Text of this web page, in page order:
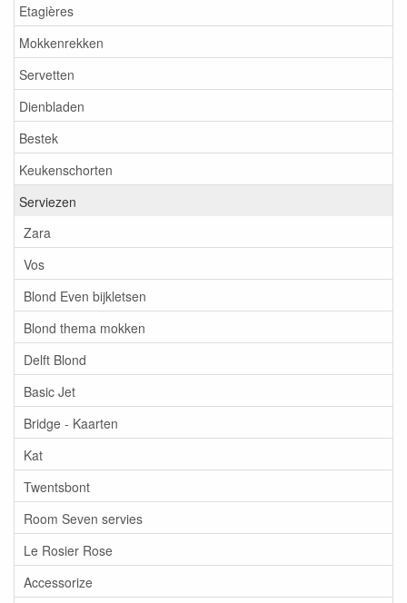
Etagières
Mokkenrekken
Servetten
Dienbladen
Bestek
Keukenschorten
Serviezen
Zara
Vos
Blond Even bijkletsen
Blond thema mokken
Delft Blond
Basic Jet
Bridge - Kaarten
Kat
Twentsbont
Room Seven servies
Le Rosier Rose
Accessorize